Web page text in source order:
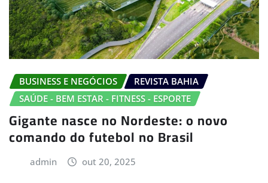
BUSINESS E NEGÓCIOS
REVISTA BAHIA
SAÚDE - BEM ESTAR - FITNESS - ESPORTE
Gigante nasce no Nordeste: o novo
comando do futebol no Brasil
admin out 20, 2025